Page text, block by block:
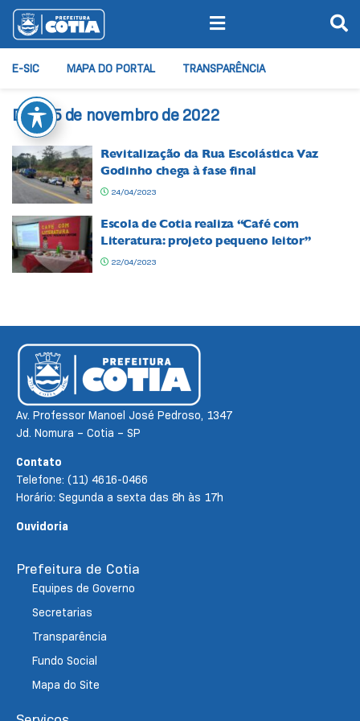
E-SIC MAPA DO PORTAL TRANSPARÊNCIA
Dia:25 de novembro de 2022
Revitalização da Rua Escolástica Vaz
Godinho chega à fase final
24/04/2023
Escola de Cotia realiza “Café com
Literatura: projeto pequeno leitor”
22/04/2023
Av. Professor Manoel José Pedroso, 1347
Jd. Nomura – Cotia – SP
Contato
Telefone: (11) 4616-0466
Horário: Segunda a sexta das 8h às 17h
Ouvidoria
Prefeitura de Cotia
Equipes de Governo
Secretarias
Transparência
Fundo Social
Mapa do Site